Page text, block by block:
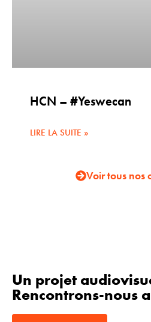
HCN – #Yeswecan
LIRE LA SUITE »
Voir tous nos
Un projet
Rencontrons-nous